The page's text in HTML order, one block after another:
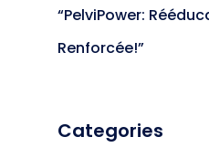
“PelviPower:
Renforcée!”
Categories